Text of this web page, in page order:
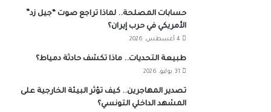
حسابات المصلحة.. لماذا تراجع صوت “جيل زد”
الأمريكي في حرب إيران؟
4 أغسطس، 2026
طبيعة التحديات.. ماذا تكشف حادثة دمياط؟
31 يوليو، 2026
تصدير المهاجرين.. كيف تؤثر البيئة الخارجية على
المشهد الداخلي التونسي؟